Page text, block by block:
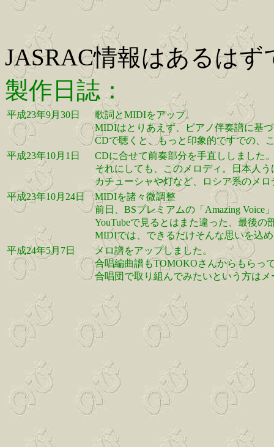
JASRAC情報はあるはず
製作日誌：
平成23年9月30日
歌詞とMIDIをアップ。
MIDIはとりあえず、ピアノ伴奏譜に基
CDで聴くと、もっと印象的ですでの、
平成23年10月1日
CDに合せて前奏部分を手直ししました
それにしても、このメロディ。日本人
カチューシャや灯など、ロシア系のメ
平成23年10月24日
MIDIを諸々微調整
前日、BSプレミアムの「Amazing Voice
YouTubeで見るとはまた違った、最後
MIDIでは、できるだけそんな思いを込
平成24年5月7日
メロ譜をアップしました。
合唱編曲譜もTOMOKOさんからもらっ
合唱団で取り組んでみたいという方は